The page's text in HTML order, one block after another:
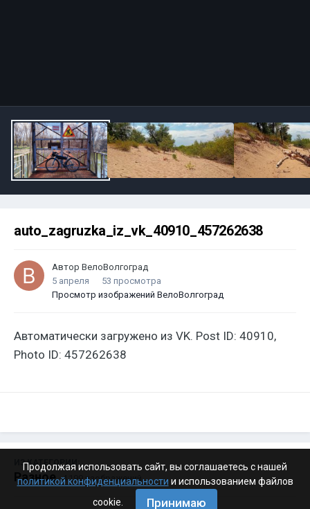
auto_zagruzka_iz_vk_40910_457262638
Автор ВелоВолгоград
5 апреля
53 просмотра
Просмотр изображений ВелоВолгоград
Автоматически загружено из VK. Post ID: 40910,
Photo ID: 457262638
ИЗ КАТЕГОРИИ:
Разное · 4 199 изображений
Продолжая использовать сайт, вы соглашаетесь с нашей
политикой конфиденциальности и использованием файлов
cookie.
Принимаю